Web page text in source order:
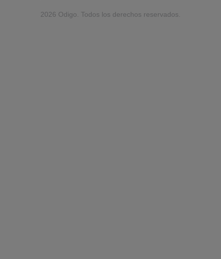
2026 Odigo. Todos los derechos reservados.